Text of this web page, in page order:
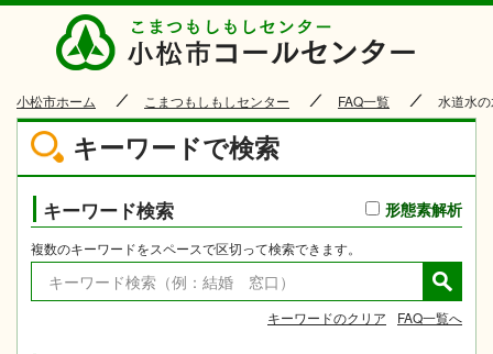
小松市ホーム こまつもしもしセンター FAQ一覧 水道水
キーワードで検索
キーワード検索 形態素解析
複数のキーワードをスペースで区切って検索できます。
キーワードのクリア FAQ一覧へ